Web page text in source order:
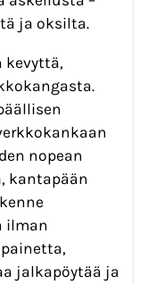
ja oksilta.
kevyttä,
nopean
kantapään
ilman
jalkapöytää ja